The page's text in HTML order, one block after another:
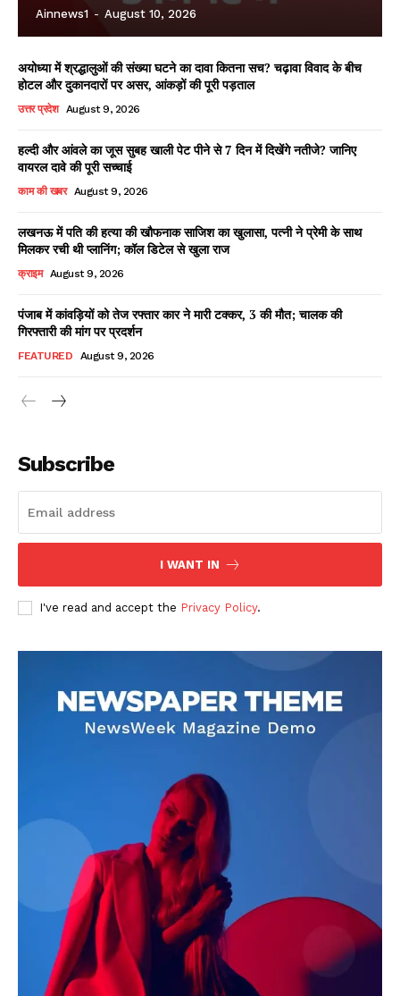
Facebook
X WhatsApp
Share
Read Latest News on AIN
NEWS 1 App
AIN NEWS 1
Contact Us
Privacy Policy
Terms of Use Agreement
Facebook
X WhatsApp
Share
Ainnews1 - August 10, 2026
अयोध्या में श्रद्धालुओं की संख्या घटने का दावा कितना सच? चढ़ावा विवाद के बीच
होटल और दुकानदारों पर असर, आंकड़ों की पूरी पड़ताल
उत्तर प्रदेश August 9, 2026
हल्दी और आंवले का जूस सुबह खाली पेट पीने से 7 दिन में दिखेंगे नतीजे? जानिए
वायरल दावे की पूरी सच्चाई
काम की खबर August 9, 2026
लखनऊ में पति की हत्या की खौफनाक साजिश का खुलासा, पत्नी ने प्रेमी के साथ
मिलकर रची थी प्लानिंग; कॉल डिटेल से खुला राज
क्राइम August 9, 2026
पंजाब में कांवड़ियों को तेज रफ्तार कार ने मारी टक्कर, 3 की मौत; चालक की
गिरफ्तारी की मांग पर प्रदर्शन
FEATURED August 9, 2026
Subscribe
I WANT IN
I've read and accept the Privacy Policy.